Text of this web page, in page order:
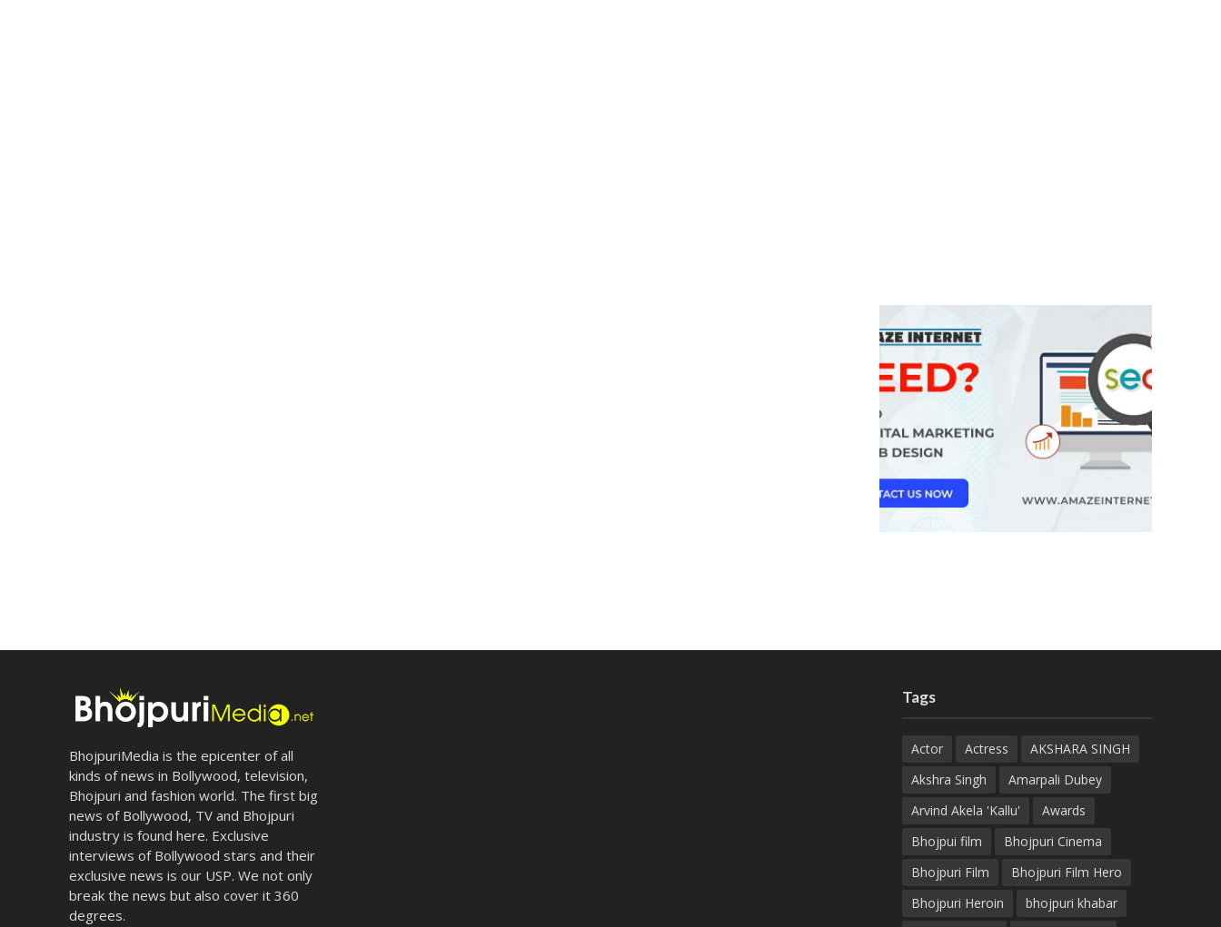
BhojpuriMedia is the epicenter of all
kinds of news in Bollywood, television,
Bhojpuri and fashion world. The first big
news of Bollywood, TV and Bhojpuri
industry is found here. Exclusive
interviews of Bollywood stars and their
exclusive news is our USP. We not only
break the news but also cover it 360
degrees.
Tags
Actor Actress
AKSHARA SINGH
Akshra Singh
Amarpali Dubey
Arvind Akela 'Kallu'
Awards
Bhojpui film
Bhojpuri Cinema
Bhojpuri Film
Bhojpuri Film Hero
Bhojpuri Heroin
bhojpuri khabar